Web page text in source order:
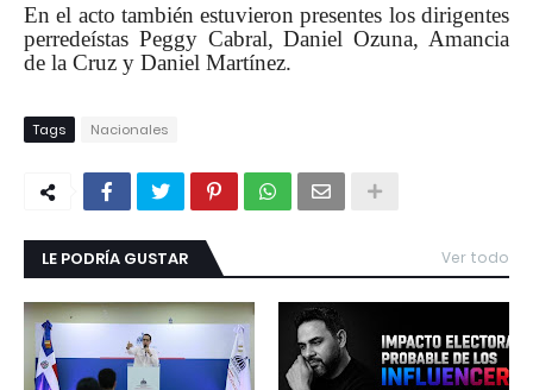
En el acto también estuvieron presentes los dirigentes
perredeístas Peggy Cabral, Daniel Ozuna, Amancia
de la Cruz y Daniel Martínez.
Tags Nacionales
LE PODRÍA GUSTAR Ver todo